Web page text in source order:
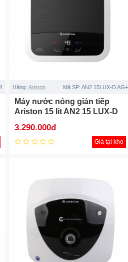
Hãng: Ariston Mã SP: AN2 15LUX-D AG+
Máy nước nóng gián tiếp
Ariston 15 lít AN2 15 LUX-D
3.290.000đ
Giá tại kho